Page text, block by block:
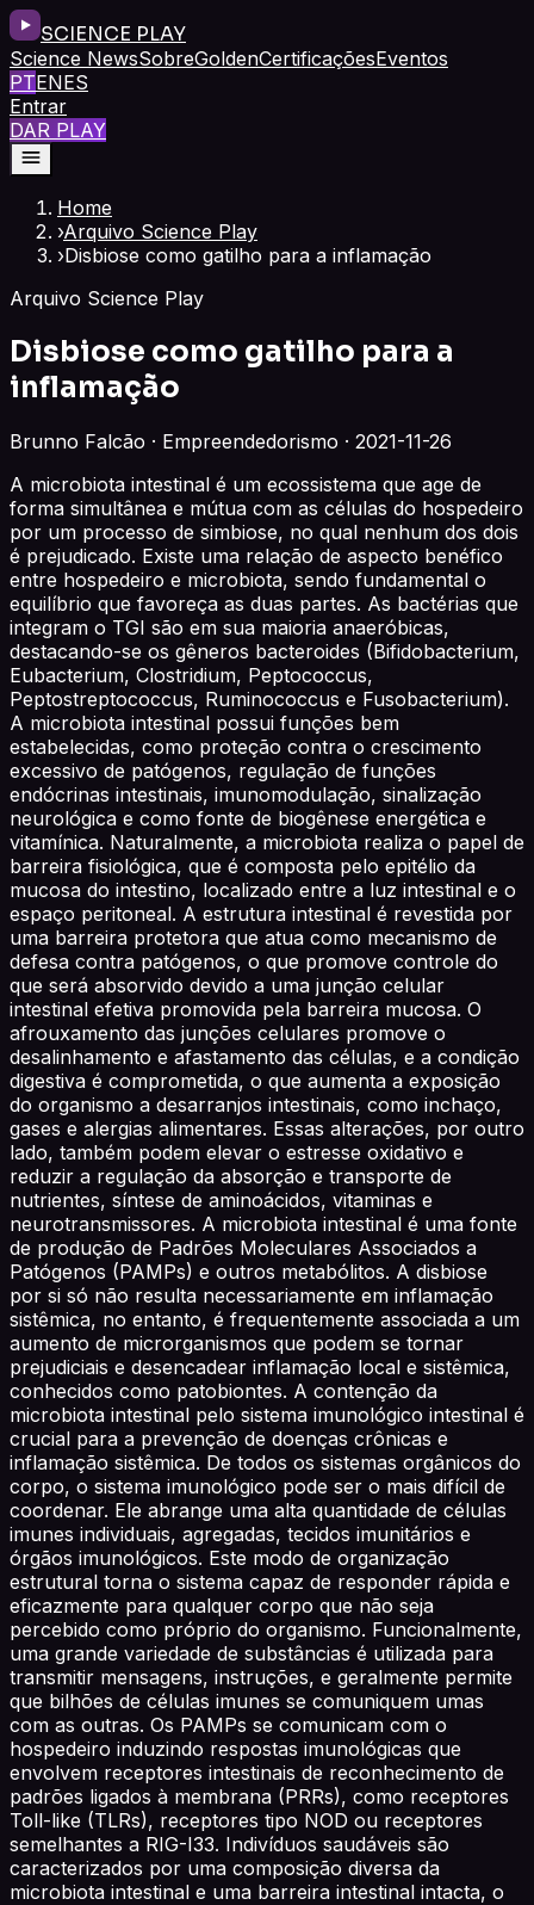
SCIENCE PLAY
Science NewsSobreGoldenCertificaçõesEventos
PTENES
Entrar
DAR PLAY
Home
›Arquivo Science Play
›Disbiose como gatilho para a inflamação
Arquivo Science Play
Disbiose como gatilho para a
inflamação
Brunno Falcão · Empreendedorismo · 2021-11-26
A microbiota intestinal é um ecossistema que age de
forma simultânea e mútua com as células do hospedeiro
por um processo de simbiose, no qual nenhum dos dois
é prejudicado. Existe uma relação de aspecto benéfico
entre hospedeiro e microbiota, sendo fundamental o
equilíbrio que favoreça as duas partes. As bactérias que
integram o TGI são em sua maioria anaeróbicas,
destacando-se os gêneros bacteroides (Bifidobacterium,
Eubacterium, Clostridium, Peptococcus,
Peptostreptococcus, Ruminococcus e Fusobacterium).
A microbiota intestinal possui funções bem
estabelecidas, como proteção contra o crescimento
excessivo de patógenos, regulação de funções
endócrinas intestinais, imunomodulação, sinalização
neurológica e como fonte de biogênese energética e
vitamínica. Naturalmente, a microbiota realiza o papel de
barreira fisiológica, que é composta pelo epitélio da
mucosa do intestino, localizado entre a luz intestinal e o
espaço peritoneal. A estrutura intestinal é revestida por
uma barreira protetora que atua como mecanismo de
defesa contra patógenos, o que promove controle do
que será absorvido devido a uma junção celular
intestinal efetiva promovida pela barreira mucosa. O
afrouxamento das junções celulares promove o
desalinhamento e afastamento das células, e a condição
digestiva é comprometida, o que aumenta a exposição
do organismo a desarranjos intestinais, como inchaço,
gases e alergias alimentares. Essas alterações, por outro
lado, também podem elevar o estresse oxidativo e
reduzir a regulação da absorção e transporte de
nutrientes, síntese de aminoácidos, vitaminas e
neurotransmissores. A microbiota intestinal é uma fonte
de produção de Padrões Moleculares Associados a
Patógenos (PAMPs) e outros metabólitos. A disbiose
por si só não resulta necessariamente em inflamação
sistêmica, no entanto, é frequentemente associada a um
aumento de microrganismos que podem se tornar
prejudiciais e desencadear inflamação local e sistêmica,
conhecidos como patobiontes. A contenção da
microbiota intestinal pelo sistema imunológico intestinal é
crucial para a prevenção de doenças crônicas e
inflamação sistêmica. De todos os sistemas orgânicos do
corpo, o sistema imunológico pode ser o mais difícil de
coordenar. Ele abrange uma alta quantidade de células
imunes individuais, agregadas, tecidos imunitários e
órgãos imunológicos. Este modo de organização
estrutural torna o sistema capaz de responder rápida e
eficazmente para qualquer corpo que não seja
percebido como próprio do organismo. Funcionalmente,
uma grande variedade de substâncias é utilizada para
transmitir mensagens, instruções, e geralmente permite
que bilhões de células imunes se comuniquem umas
com as outras. Os PAMPs se comunicam com o
hospedeiro induzindo respostas imunológicas que
envolvem receptores intestinais de reconhecimento de
padrões ligados à membrana (PRRs), como receptores
Toll-like (TLRs), receptores tipo NOD ou receptores
semelhantes a RIG-I33. Indivíduos saudáveis ​​são
caracterizados por uma composição diversa da
microbiota intestinal e uma barreira intestinal intacta, o